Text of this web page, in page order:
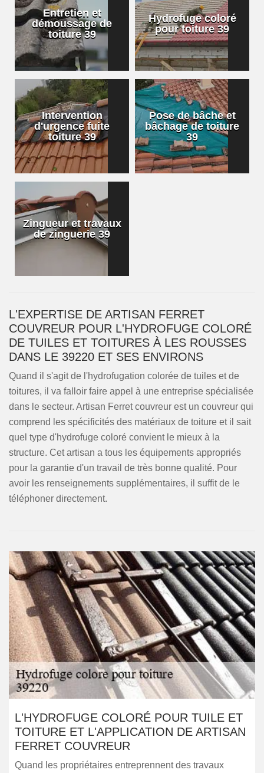
Entretien et
démoussage de
toiture 39
Hydrofuge coloré
pour toiture 39
Intervention
d'urgence fuite
toiture 39
Pose de bâche et
bâchage de toiture
39
Zingueur et travaux
de zinguerie 39
L'EXPERTISE DE ARTISAN FERRET
COUVREUR POUR L'HYDROFUGE COLORÉ
DE TUILES ET TOITURES À LES ROUSSES
DANS LE 39220 ET SES ENVIRONS
Quand il s'agit de l'hydrofugation colorée de tuiles et de
toitures, il va falloir faire appel à une entreprise spécialisée
dans le secteur. Artisan Ferret couvreur est un couvreur qui
comprend les spécificités des matériaux de toiture et il sait
quel type d'hydrofuge coloré convient le mieux à la
structure. Cet artisan a tous les équipements appropriés
pour la garantie d'un travail de très bonne qualité. Pour
avoir les renseignements supplémentaires, il suffit de le
téléphoner directement.
L'HYDROFUGE COLORÉ POUR TUILE ET
TOITURE ET L'APPLICATION DE ARTISAN
FERRET COUVREUR
Quand les propriétaires entreprennent des travaux